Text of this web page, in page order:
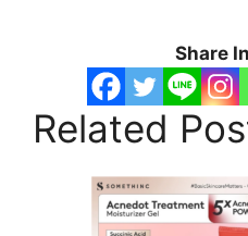
Share
Related